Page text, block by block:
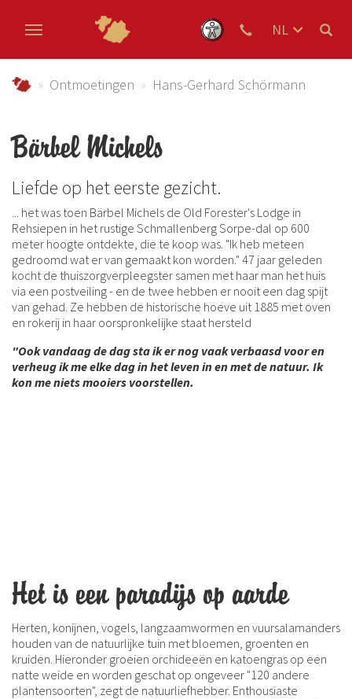
NL
Urlaub im Schmallenberger Sauerland und der
Ontmoetingen Hans-Gerhard Schörmann
Bärbel Michels
Liefde op het eerste gezicht.
... het was toen Bärbel Michels de Old Forester's Lodge in
Rehsiepen in het rustige Schmallenberg Sorpe-dal op 600
meter hoogte ontdekte, die te koop was. "Ik heb meteen
gedroomd wat er van gemaakt kon worden." 47 jaar geleden
kocht de thuiszorgverpleegster samen met haar man het huis
via een postveiling - en de twee hebben er nooit een dag spijt
van gehad. Ze hebben de historische hoeve uit 1885 met oven
en rokerij in haar oorspronkelijke staat hersteld
"Ook vandaag de dag sta ik er nog vaak verbaasd voor en
verheug ik me elke dag in het leven in en met de natuur. Ik
kon me niets mooiers voorstellen.
Het is een paradijs op aarde
Herten, konijnen, vogels, langzaamwormen en vuursalamanders
houden van de natuurlijke tuin met bloemen, groenten en
kruiden. Hieronder groeien orchideeën en katoengras op een
natte weide en worden geschat op ongeveer "120 andere
plantensoorten", zegt de natuurliefhebber. Enthousiaste